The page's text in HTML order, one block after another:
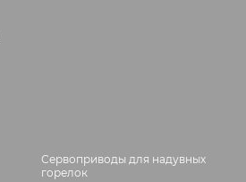
Сервоприводы для надувных
горелок